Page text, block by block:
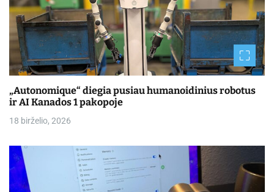
„Autonomique“ diegia pusiau humanoidinius robotus
ir AI Kanados 1 pakopoje
18 birželio, 2026